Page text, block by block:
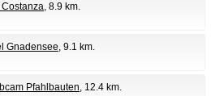
, 8.9 km.
Gnadensee, 9.1 km.
Pfahlbauten, 12.4 km.